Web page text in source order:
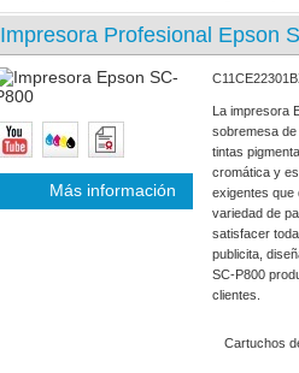
Impresora Profesional Epson
Más información
La impresora
sobremesa
tintas
cromática y
exigentes que
variedad de
satisfacer
publicita,
SC-P800
clientes.
Cartuchos